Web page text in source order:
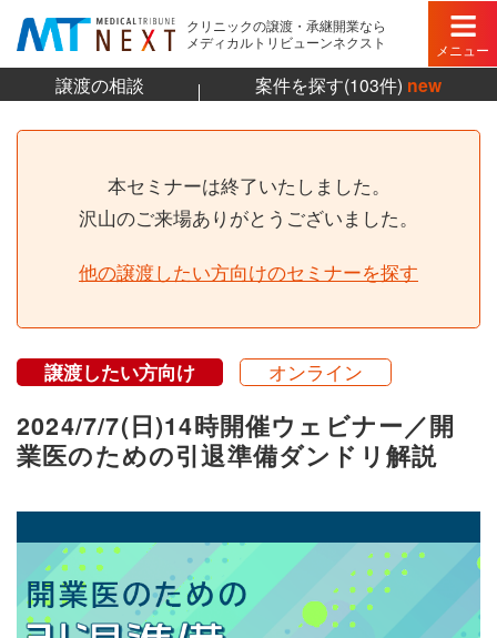
クリニックの譲渡・承継開業なら
メディカルトリビューンネクスト
メニュー
譲渡の相談 案件を探す(103件) new
本セミナーは終了いたしました。
沢山のご来場ありがとうございました。
他の譲渡したい方向けのセミナーを探す
譲渡したい方向け オンライン
2024/7/7(日)14時開催ウェビナー／開
業医のための引退準備ダンドリ解説